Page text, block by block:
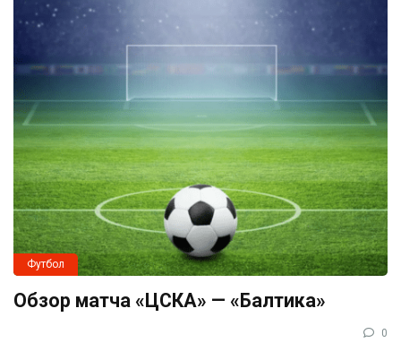
Футбол
Обзор матча «ЦСКА» — «Балтика»
0